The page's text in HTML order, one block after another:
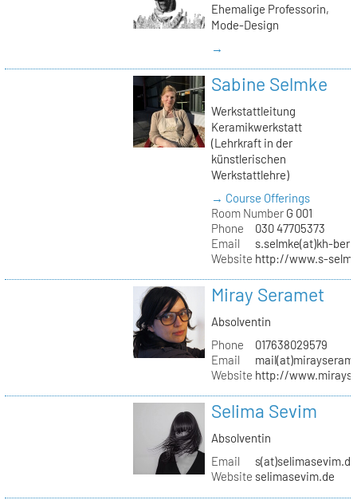
Ehemalige Professorin,
Mode-Design
→
Sabine Selmke
Werkstattleitung
Keramikwerkstatt
(Lehrkraft in der
künstlerischen
Werkstattlehre)
→ Course Offerings
Room NumberG 001
Phone
030 47705373
Email
s.selmke(at)kh-
Website http://www.s-
Miray Seramet
Absolventin
Phone
017638029579
Email
Website http://
Selima Sevim
Absolventin
Email
s(at)selimasevim.de
Website selimasevim.de